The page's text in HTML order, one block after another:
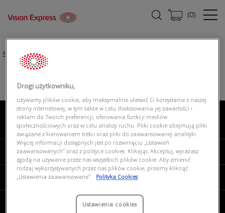
(0)
Strona główna|
O NAS
MOJE VISION EXPRESS
PRODUKTY I USŁUGI
Drogi użytkowniku,
Używamy plików cookie, aby maksymalnie ułatwić Ci korzystanie z naszej
strony internetowej, w tym także w celu dostosowania jej zawartości i
reklam do Twoich preferencji, oferowania funkcji mediów
społecznościowych oraz w celu analizy ruchu. Pliki cookie obejmują pliki
związane z kierowaniem treści oraz pliki do zaawansowanej analityki.
Więcej informacji dostępnych jest po rozwinięciu „Ustawień
zaawansowanych” oraz z polityce cookies. Klikając Akceptuj, wyrażasz
zgodę na używanie przez nas wszystkich plików cookie. Aby zmienić
rodzaj wykorzystywanych przez nas plików cookie, prosimy kliknąć
„Ustawienia zaawansowane”.
Polityka Cookies
Ustawienia cookies